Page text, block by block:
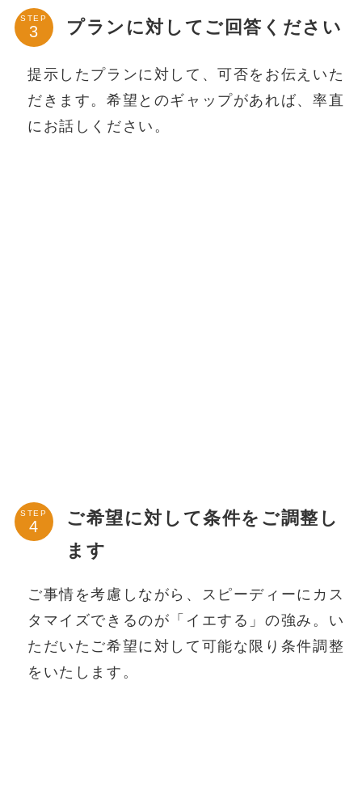
STEP プランに対してご回答ください
提示したプランに対して、可否をお伝えいた
だきます。希望とのギャップがあれば、率直
にお話しください。
STEP
ご希望に対して条件をご調整し
ます
ご事情を考慮しながら、スピーディーにカス
タマイズできるのが「イエする」の強み。い
ただいたご希望に対して可能な限り条件調整
をいたします。